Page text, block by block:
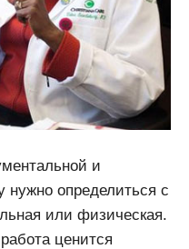
и
нужно определиться с
или физическая.
ценится